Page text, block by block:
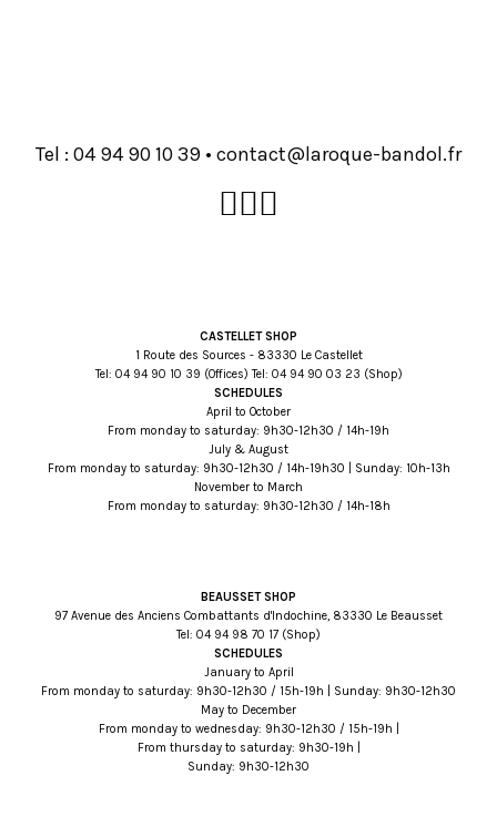
Tel : rf.lodnab-euqoral@tcatnoc
•
93 01 09 49 40
CASTELLET SHOP
1 Route des Sources - 83330 Le Castellet
Tel: 93 01 09 49 40 (Offices) Tel: 32 30 09 49 40 (Shop)
SCHEDULES
April to October
From monday to saturday: 9h30-12h30 / 14h-19h
July & August
From monday to saturday: 9h30-12h30 / 14h-19h30 | Sunday: 10h-13h
November to March
From monday to saturday: 9h30-12h30 / 14h-18h
BEAUSSET SHOP
97 Avenue des Anciens Combattants d'Indochine, 83330 Le Beausset
Tel: 71 07 89 49 40 (Shop)
SCHEDULES
January to April
From monday to saturday: 9h30-12h30 / 15h-19h | Sunday: 9h30-12h30
May to December
From monday to wednesday: 9h30-12h30 / 15h-19h |
From thursday to saturday: 9h30-19h |
Sunday: 9h30-12h30